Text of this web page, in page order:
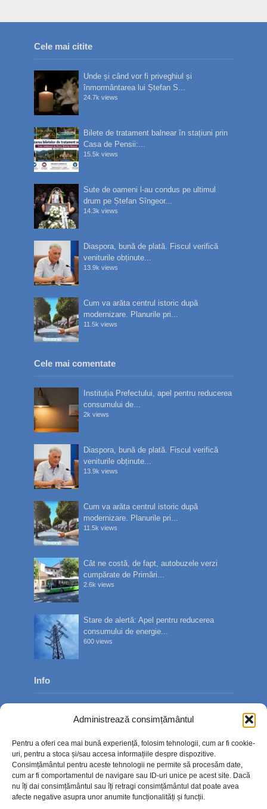
Administrează consimțământul
Pentru a oferi cea mai bună experiență, folosim tehnologii, cum ar fi cookie-
uri, pentru a stoca și/sau accesa informațiile despre dispozitive.
Consimțământul pentru aceste tehnologii ne permite să procesăm date,
cum ar fi comportamentul de navigare sau ID-uri unice pe acest site. Dacă
nu îți dai consimțământul sau îți retragi consimțământul dat poate avea
afecte negative asupra unor anumite funcționalități și funcții.
Cele mai citite
Unde și când vor fi priveghiul și
înmormântarea lui Ștefan S...
24.7k views
Bilete de tratament balnear în stațiuni prin
Casa de Pensii:...
15.5k views
Sute de oameni l-au condus pe ultimul
drum pe Ștefan Sîngeor...
14.3k views
Diaspora, bună de plată. Fiscul verifică
veniturile obținute...
13.9k views
Cum va arăta centrul istoric după
modernizare. Planurile pri...
11.5k views
Cele mai comentate
Instituția Prefectului, apel pentru reducerea
consumului de...
2k views
Diaspora, bună de plată. Fiscul verifică
veniturile obținute...
13.9k views
Cum va arăta centrul istoric după
modernizare. Planurile pri...
11.5k views
Cât ne costă, de fapt, autobuzele verzi
cumpărate de Primări...
2.6k views
Stare de alertă: Apel pentru reducerea
consumului de energie...
600 views
Info
Contact
Politica de confidențialitate
Politică cookie-uri (UE)